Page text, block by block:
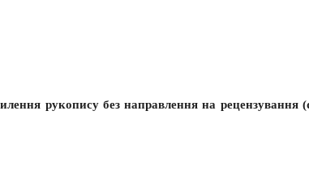
рукопису без направлення на рецензування